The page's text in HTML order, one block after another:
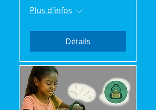
Plus d'infos
Détails